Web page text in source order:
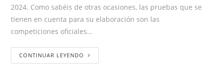
2024. Como sabéis de otras ocasiones, las pruebas que se
tienen en cuenta para su elaboración son las
competiciones oficiales…
CONTINUAR LEYENDO